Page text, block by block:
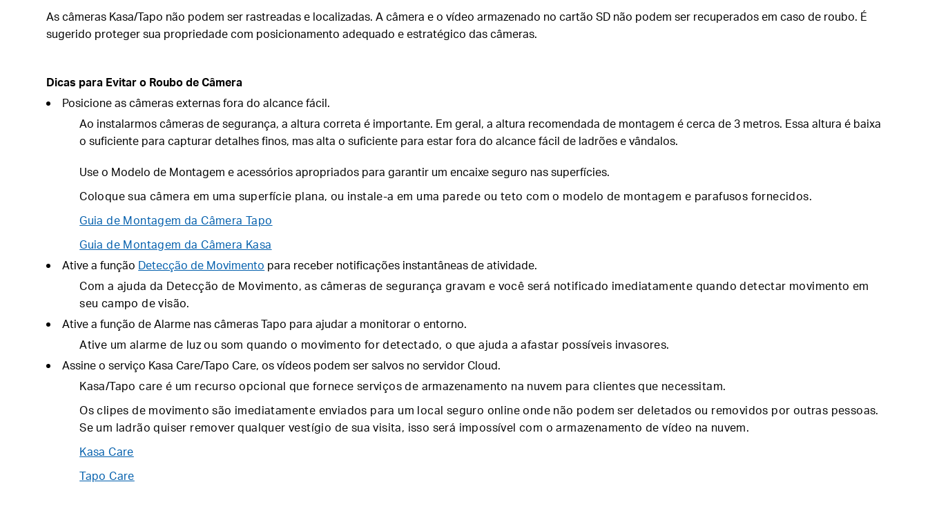
As câmeras Kasa/Tapo não podem ser rastreadas e localizadas. A câmera e o vídeo armazenado no cartão SD não podem ser recuperados em caso de roubo. É
sugerido proteger sua propriedade com posicionamento adequado e estratégico das câmeras.
Dicas para Evitar o Roubo de Câmera
Posicione as câmeras externas fora do alcance fácil.
Ao instalarmos câmeras de segurança, a altura correta é importante. Em geral, a altura recomendada de montagem é cerca de 3 metros. Essa altura é baixa
o suficiente para capturar detalhes finos, mas alta o suficiente para estar fora do alcance fácil de ladrões e vândalos.
Use o Modelo de Montageme acessórios apropriados para garantir um encaixe seguro nas superfícies.
Coloque sua câmera em uma superfície plana, ou instale-a em uma parede ou teto com o modelo de montagem e parafusos fornecidos.
Guia de Montagem da Câmera Tapo
Guia de Montagem da Câmera Kasa
Ative a função Detecção de Movimento para receber notificações instantâneas de atividade.
Com a ajuda da Detecção de Movimento, as câmeras de segurança gravam e você será notificado imediatamente quando detectar movimento em
seu campo de visão.
Ative a função de Alarme nas câmeras Tapo para ajudar a monitorar o entorno.
Ative um alarme de luz ou som quando o movimento for detectado, o que ajuda a afastar possíveis invasores.
Assine o serviço Kasa Care/Tapo Care, os vídeos podem ser salvos no servidor Cloud.
Kasa/Tapo care é um recurso opcional que fornece serviços de armazenamento na nuvem para clientes que necessitam.
Os clipes de movimento são imediatamente enviados para um local seguro online onde não podem ser deletados ou removidos por outras pessoas.
Se um ladrão quiser remover qualquer vestígio de sua visita, isso será impossível com o armazenamento de vídeo na nuvem.
Kasa Care
Tapo Care